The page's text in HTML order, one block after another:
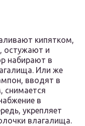
кипятком,
остужают и
набирают в
Или же
вводят в
снимается
в
укрепляет
влагалища.